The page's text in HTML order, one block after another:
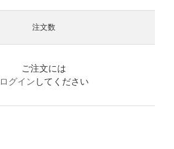
注文数
ご注文には
ログイン してください